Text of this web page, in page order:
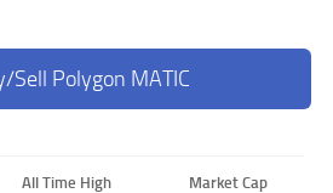
Sell Polygon MATIC
All Time High Market Cap